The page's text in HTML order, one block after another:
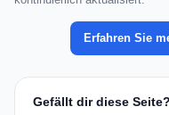
Erfahren Sie
Gefällt dir diese